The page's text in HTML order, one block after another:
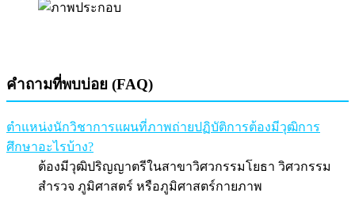
คำถามที่พบบ่อย (FAQ)
ตำแหน่งนักวิชาการแผนที่ภาพถ่ายปฏิบัติการต้องมีวุฒิการ
ศึกษาอะไรบ้าง?
ต้องมีวุฒิปริญญาตรีในสาขาวิศวกรรมโยธา วิศวกรรม
สำรวจ ภูมิศาสตร์ หรือภูมิศาสตร์กายภาพ